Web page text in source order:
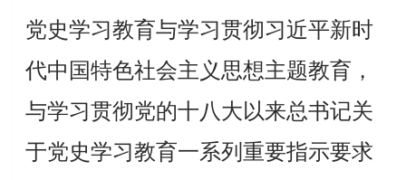
党史学习教育与学习贯彻习近平新时
代中国特色社会主义思想主题教育 ，
与学习贯彻党的十八大以来总书记关
于党史学习教育一系列重要指示要求